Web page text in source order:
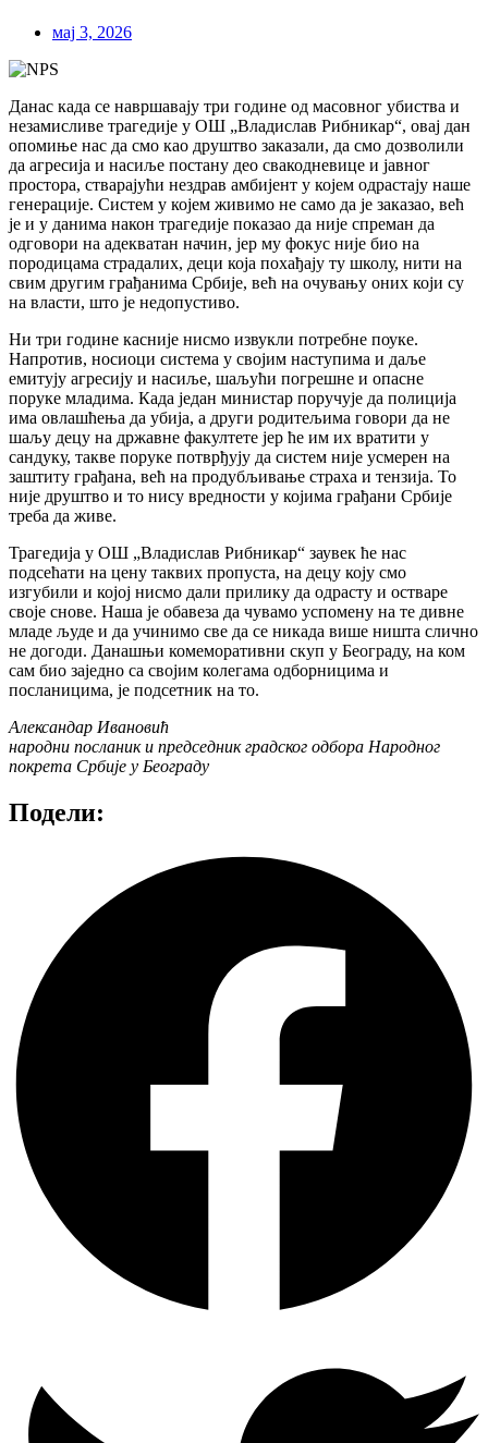
мај 3, 2026
Данас када се навршавају три године од масовног убиства и
незамисливе трагедије у ОШ „Владислав Рибникар“, овај дан
опомиње нас да смо као друштво заказали, да смо дозволили
да агресија и насиље постану део свакодневице и јавног
простора, стварајући нездрав амбијент у којем одрастају наше
генерације. Систем у којем живимо не само да је заказао, већ
је и у данима након трагедије показао да није спреман да
одговори на адекватан начин, јер му фокус није био на
породицама страдалих, деци која похађају ту школу, нити на
свим другим грађанима Србије, већ на очувању оних који су
на власти, што је недопустиво.
Ни три године касније нисмо извукли потребне поуке.
Напротив, носиоци система у својим наступима и даље
емитују агресију и насиље, шаљући погрешне и опасне
поруке младима. Када један министар поручује да полиција
има овлашћења да убија, а други родитељима говори да не
шаљу децу на државне факултете јер ће им их вратити у
сандуку, такве поруке потврђују да систем није усмерен на
заштиту грађана, већ на продубљивање страха и тензија. То
није друштво и то нису вредности у којима грађани Србије
треба да живе.
Трагедија у ОШ „Владислав Рибникар“ заувек ће нас
подсећати на цену таквих пропуста, на децу коју смо
изгубили и којој нисмо дали прилику да одрасту и остваре
своје снове. Наша је обавеза да чувамо успомену на те дивне
младе људе и да учинимо све да се никада више ништа слично
не догоди. Данашњи комеморативни скуп у Београду, на ком
сам био заједно са својим колегама одборницима и
посланицима, је подсетник на то.
Александар Ивановић
народни посланик и председник градског одбора Народног
покрета Србије у Београду
Подели: